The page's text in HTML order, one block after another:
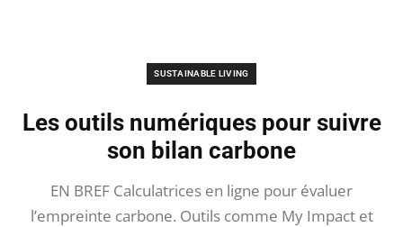
SUSTAINABLE LIVING
Les outils numériques pour suivre
son bilan carbone
EN BREF Calculatrices en ligne pour évaluer
l’empreinte carbone. Outils comme My Impact et